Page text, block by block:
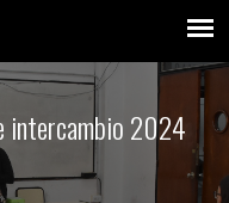
intercambio 2024